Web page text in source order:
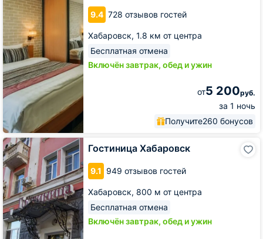
9.4 728 отзывов гостей
Хабаровск, 1.8 км от центра
Бесплатная отмена
Включён завтрак, обед и ужин
от5 200руб.
за 1 ночь
Получите260 бонусов
Гостиница Хабаровск
9.1 949 отзывов гостей
Хабаровск, 800 м от центра
Бесплатная отмена
Включён завтрак, обед и ужин
Гостиница
Хабаровск